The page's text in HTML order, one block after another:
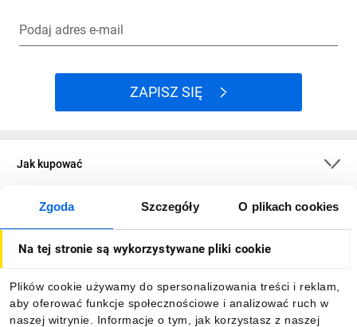
Zgoda Szczegóły O plikach cookies
Na tej stronie są wykorzystywane pliki cookie
Plików cookie używamy do spersonalizowania treści i reklam,
aby oferować funkcje społecznościowe i analizować ruch w
naszej witrynie. Informacje o tym, jak korzystasz z naszej
Podaj adres e-mail
ZAPISZ SIĘ
Jak kupować
O firmie
Informacje